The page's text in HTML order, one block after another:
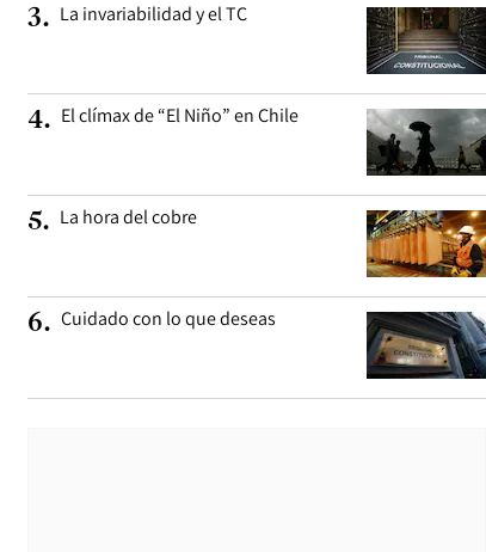
3. La invariabilidad y el TC
4. El clímax de “El Niño” en Chile
5. La hora del cobre
6. Cuidado con lo que deseas